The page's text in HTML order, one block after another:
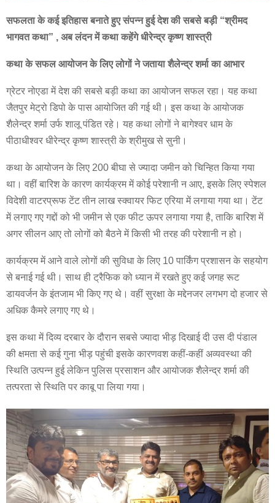
सफलता के कई इतिहास बनाते हुए संपन्न हुई देश की सबसे बड़ी “श्रीमद
भागवत कथा” , अब लंदन में कथा कहेंगे धीरेन्द्र कृष्ण शास्त्री
कथा के सफल आयोजन के लिए लोगों ने जताया शैलेन्द्र शर्मा का आभार
ग्रेटर नोएडा में देश की सबसे बड़ी कथा का आयोजन सफल रहा। यह कथा
जैतपुर मेट्रो डिपो के पास आयोजित की गई थी। इस कथा के आयोजक
शैलेन्द्र शर्मा उर्फ शालू पंडित रहे। यह कथा लोगों ने बागेश्वर धाम के
पीठाधीश्वर धीरेन्द्र कृष्ण शास्त्री के श्रीमुख से सुनी।
कथा के आयोजन के लिए 200 बीघा से ज्यादा जमीन को चिन्हित किया गया
था। वहीं बारिश के कारण कार्यक्रम में कोई परेशानी न आए, इसके लिए स्पेशल
विदेशी वाटरप्रूफ टेंट तीन लाख स्क्वायर फिट एरिया में लगाया गया था। टेंट
में लगाए गए गद्दों को भी जमीन से एक फीट ऊपर लगाया गया है, ताकि बारिश में
अगर सीलन आए तो लोगों को बैठने में किसी भी तरह की परेशानी न हो।
कार्यक्रम में आने वाले लोगों की सुविधा के लिए 10 पार्किंग प्रशासन के सहयोग
से बनाई गई थी। साथ ही ट्रैफिक को ध्यान में रखते हुए कई जगह रूट
डायवर्जन के इंतजाम भी किए गए थे। वहीं सुरक्षा के मद्देनजर लगभग दो हजार से
अधिक कैमरे लगाए गए थे।
इस कथा में दिव्य दरबार के दौरान सबसे ज्यादा भीड़ दिखाई दी उस दी पंडाल
की क्षमता से कई गुना भीड़ पहुंची इसके कारणवश कहीं-कहीं अव्यवस्था की
स्थिति उत्पन्न हुई लेकिन पुलिस प्रसाशन और आयोजक शैलेन्द्र शर्मा की
तत्परता से स्थिति पर काबू पा लिया गया।